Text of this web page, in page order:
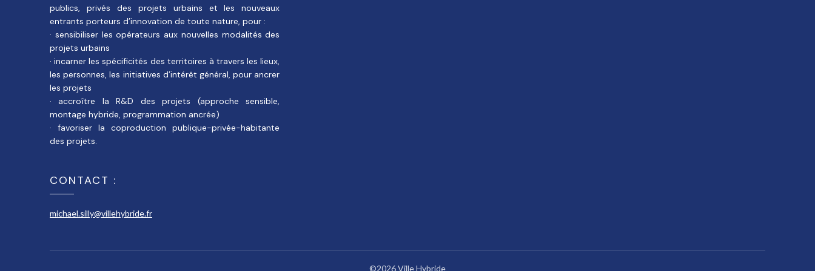
publics, privés des projets urbains et les nouveaux
entrants porteurs d’innovation de toute nature, pour :
· sensibiliser les opérateurs aux nouvelles modalités des
projets urbains
· incarner les spécificités des territoires à travers les lieux,
les personnes, les initiatives d’intérêt général, pour ancrer
les projets
· accroître la R&D des projets (approche sensible,
montage hybride, programmation ancrée)
· favoriser la coproduction publique-privée-habitante
des projets.
CONTACT :
michael.silly@villehybride.fr
©2026 Ville Hybride